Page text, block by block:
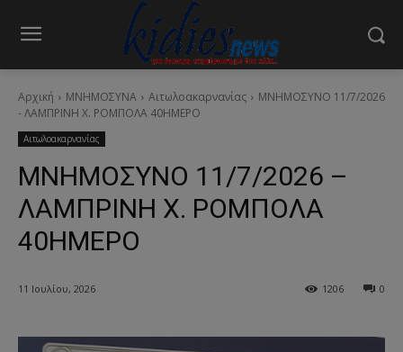
Αρχική ΜΝΗΜΟΣΥΝΑ Αιτωλοακαρνανίας
ΜΝΗΜΟΣΥΝΟ 11/7/2026
- ΛΑΜΠΡΙΝΗ Χ. ΡΟΜΠΟΛΑ 40ΗΜΕΡΟ
Αιτωλοακαρνανίας
ΜΝΗΜΟΣΥΝΟ 11/7/2026 –
ΛΑΜΠΡΙΝΗ Χ. ΡΟΜΠΟΛΑ
40ΗΜΕΡΟ
11 Ιουλίου, 2026 0
1206